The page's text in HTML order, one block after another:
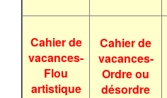
Cahier de
vacances-
Flou
artistique
Cahier de
vacances-
Ordre ou
désordre